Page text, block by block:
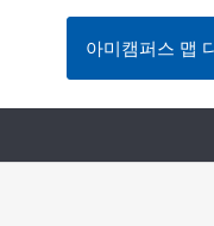
아미캠퍼스 맵